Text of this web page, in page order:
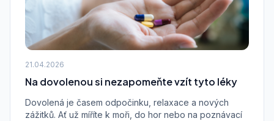
21.04.2026
Na dovolenou si nezapomeňte vzít tyto léky
Dovolená je časem odpočinku, relaxace a nových
zážitků. Ať už míříte k moři, do hor nebo na poznávací